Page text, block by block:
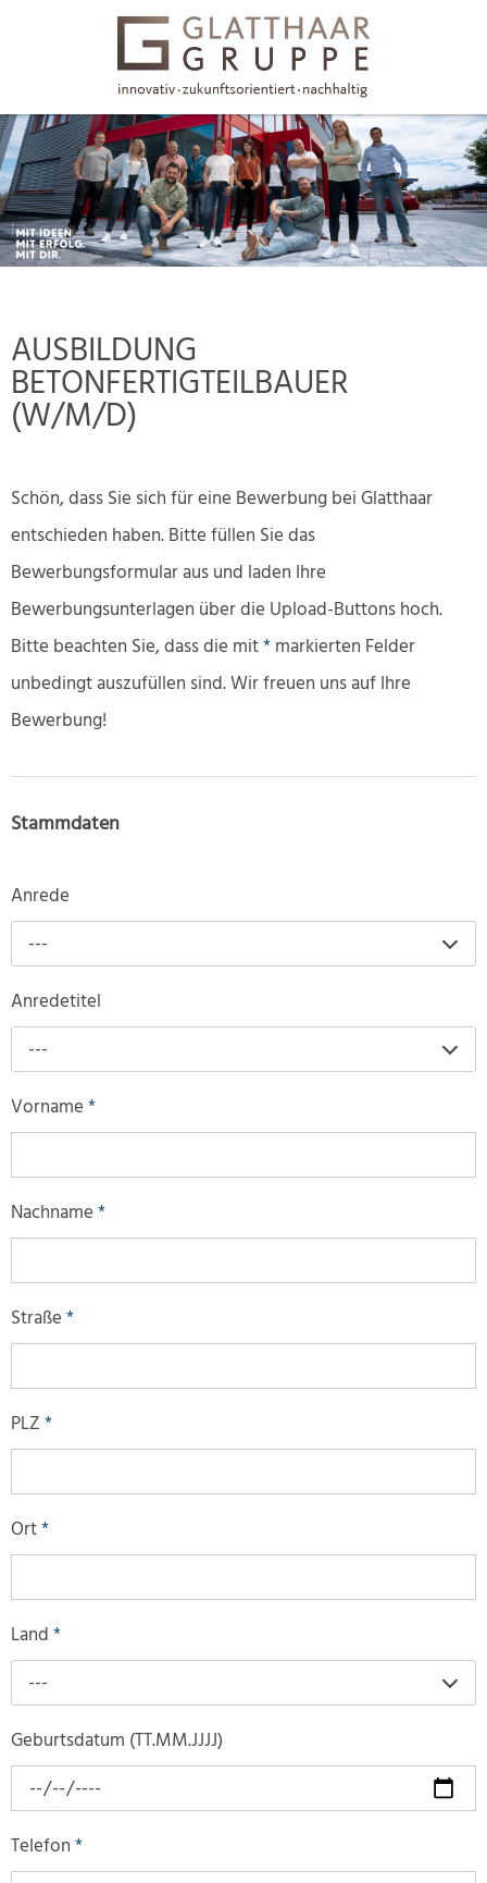
AUSBILDUNG
BETONFERTIGTEILBAUER
(W/M/D)
Schön, dass Sie sich für eine Bewerbung bei Glatthaar
entschieden haben. Bitte füllen Sie das
Bewerbungsformular aus und laden Ihre
Bewerbungsunterlagen über die Upload-Buttons hoch.
Bitte beachten Sie, dass die mit * markierten Felder
unbedingt auszufüllen sind. Wir freuen uns auf Ihre
Bewerbung!
Stammdaten
Anrede
---
Anredetitel
---
Vorname *
Nachname *
Straße *
PLZ *
Ort *
Land *
---
Geburtsdatum (TT.MM.JJJJ)
Telefon *